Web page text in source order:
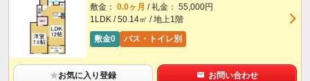
敷金： 0.0ヶ月 / 礼金： 55,000円
1LDK / 50.14㎡ / 地上1階
敷金0
バス・トイレ別
★お気に入り登録 お問い合わせ